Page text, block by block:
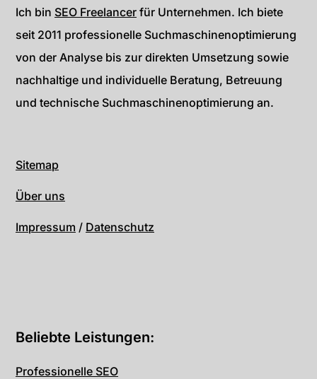
Ich bin SEO Freelancer für Unternehmen. Ich biete
seit 2011 professionelle Suchmaschinenoptimierung
von der Analyse bis zur direkten Umsetzung sowie
nachhaltige und individuelle Beratung, Betreuung
und technische Suchmaschinenoptimierung an.
Sitemap
Über uns
Impressum / Datenschutz
Beliebte Leistungen:
Professionelle SEO